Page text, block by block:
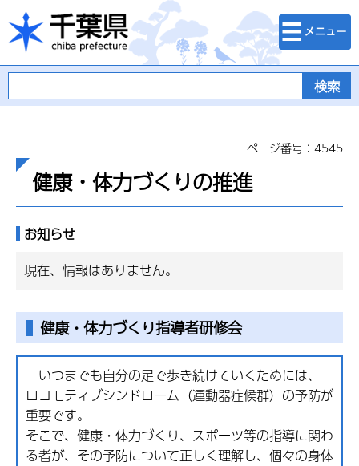
千葉県
検索・メニュ
ー
ページ番号：4545
健康・体力づくりの推進
お知らせ
現在、情報はありません。
健康・体力づくり指導者研修会
いつまでも自分の足で歩き続けていくためには、
ロコモティブシンドローム（運動器症候群）の予防が
重要です。
そこで、健康・体力づくり、スポーツ等の指導に関わ
る者が、その予防について正しく理解し、個々の身体